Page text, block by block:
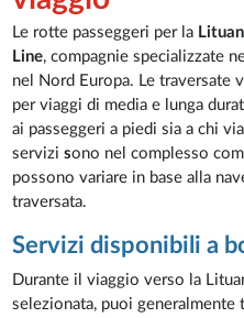
Le rotte passeggeri per la
Line, compagnie specializzate
nel Nord Europa. Le traversate
per viaggi di media e lunga
ai passeggeri a piedi sia a chi
servizisono nel complesso
possono variare in base alla
traversata.
Servizi disponibili a
Durante il viaggio verso la
selezionata, puoi generalmente